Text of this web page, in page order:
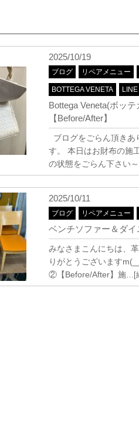
2025/10/19
ブログ リペアメニュー
BOTTEGA VENETA LINE
Bottega Veneta(ボッ
【Before/After】
ブログをごらん頂きあ
す。 本日はお財布の施
の状態をごらん下さい
2025/10/11
ブログ リペアメニュー
ベンチソファー＆ダイ
みなさまこんにちは、
りがとうございます
②【Before/After】施…[